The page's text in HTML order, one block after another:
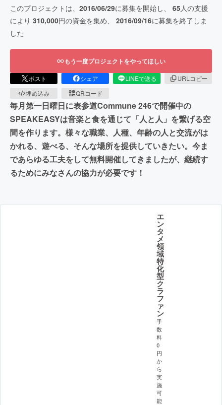
このプロジェクトは、 2016/06/29に募集を開始し、 65人の支援
により 310,000円の資金を集め、 2016/09/16に募集を終了しま
した
もう一度プロジェクトをやってほしい
ポスト シェア LINEで送る
URLコピー
埋め込み
QRコード
毎月第一日曜日に表参道Commune 246で開催中の
SPEAKEASYは音楽と食を通じて「人と人」を繋げる空
間を作ります。様々な職業、人種、年齢の人と交流がは
かれる、遊べる、そんな場所を提供していきたい。今ま
であらゆる工夫をして無料開催してきましたが、継続す
るためにみなさんの協力が必要です！
エ
ン
タ
メ
領
域
特
化
型
ク
ラ
フ
ァ
ン
手
数
料
0
円
か
ら
実
施
可
能